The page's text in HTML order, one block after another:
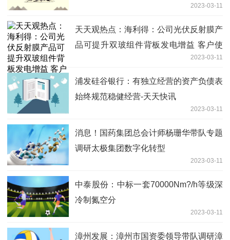
2023-03-11
天天观热点：海利得：公司光伏反射膜产
品可提升双玻组件背板发电增益 客户使
2023-03-11
浦发硅谷银行：有独立经营的资产负债表
始终规范稳健经营-天天快讯
2023-03-11
消息！国药集团总会计师杨珊华带队专题
调研太极集团数字化转型
2023-03-11
中泰股份：中标一套70000Nm?/h等级深
冷制氮空分
2023-03-11
漳州发展：漳州市国资委领导带队调研漳